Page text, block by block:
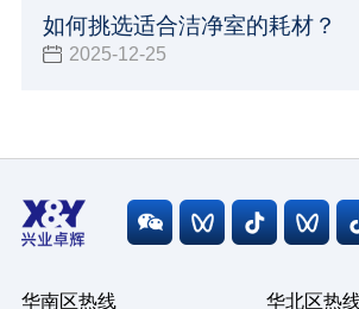
如何挑选适合洁净室的耗材？
2025-12-25
华南区热线 华北区热